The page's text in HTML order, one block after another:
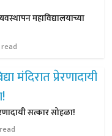
महाविद्यालयाच्या
सत्कार सोहळा!